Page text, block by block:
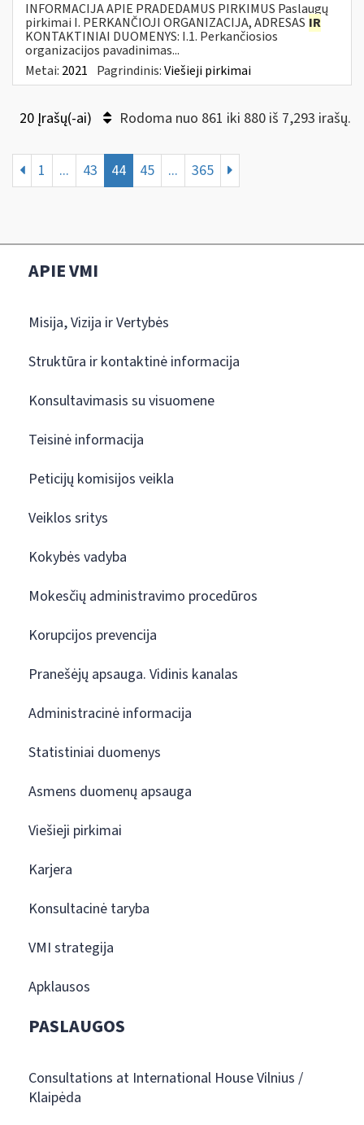
INFORMACIJA APIE PRADEDAMUS PIRKIMUS Paslaugų
pirkimai I. PERKANČIOJI ORGANIZACIJA, ADRESAS IR
KONTAKTINIAI DUOMENYS: I.1. Perkančiosios
organizacijos pavadinimas...
Metai: 2021 Pagrindinis:Viešieji pirkimai
20 Įrašų(-ai) Rodoma nuo 861 iki 880 iš 7,293 irašų.
1 ... 43 44 45 ... 365
APIE VMI
Misija, Vizija ir Vertybės
Struktūra ir kontaktinė informacija
Konsultavimasis su visuomene
Teisinė informacija
Peticijų komisijos veikla
Veiklos sritys
Kokybės vadyba
Mokesčių administravimo procedūros
Korupcijos prevencija
Pranešėjų apsauga. Vidinis kanalas
Administracinė informacija
Statistiniai duomenys
Asmens duomenų apsauga
Viešieji pirkimai
Karjera
Konsultacinė taryba
VMI strategija
Apklausos
PASLAUGOS
Consultations at International House Vilnius /
Klaipėda